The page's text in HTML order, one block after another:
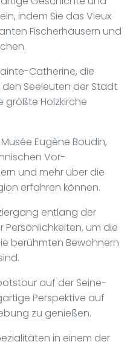
indem Sie das Vieux
Fischerhäusern und
Catherine, die
Seeleuten der Stadt
größte Holzkirche
Eugène Boudin,
Vor-
und mehr über die
erfahren können.
entlang der
um die
berühmten Bewohnern
auf der Seine-
Perspektive auf
zu genießen.
in einem der